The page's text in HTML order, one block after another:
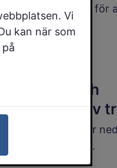
är avsedd för
och
av
och riktlinjer för
träd på allmänplats.
Vi
kan när som